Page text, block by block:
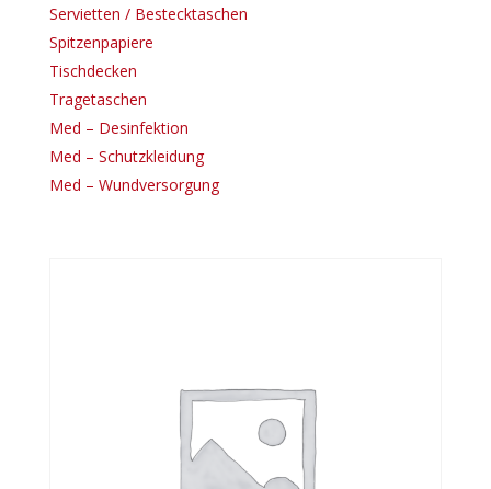
Servietten / Bestecktaschen
Spitzenpapiere
Tischdecken
Tragetaschen
Med – Desinfektion
Med – Schutzkleidung
Med – Wundversorgung